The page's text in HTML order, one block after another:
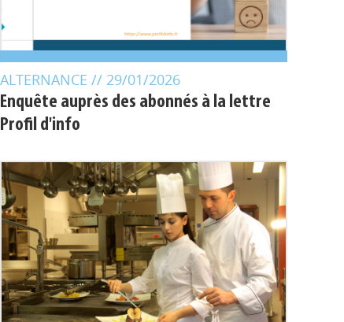
ALTERNANCE// 29/01/2026
Enquête auprès des abonnés à la lettre